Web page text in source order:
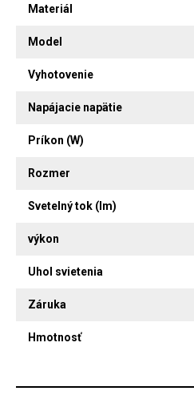
Materiál
Model
Vyhotovenie
Napájacie napätie
Príkon (W)
Rozmer
Svetelný tok (lm)
výkon
Uhol svietenia
Záruka
Hmotnosť